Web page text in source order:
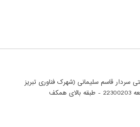
سردار قاسم سلیمانی (شهرک فناوری تبریز